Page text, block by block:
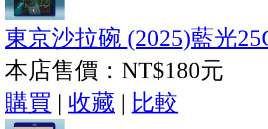
東京沙拉碗 (2025)藍光
本店售價： NT$180元
購買 | 收藏 | 比較